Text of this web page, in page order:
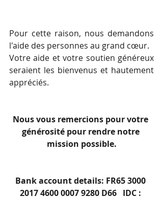
Pour cette raison, nous demandons
l'aide des personnes au grand cœur.
Votre aide et votre soutien généreux
seraient les bienvenus et hautement
appréciés.
Nous vous remercions pour votre
générosité pour rendre notre
mission possible.
Bank account details: FR65 3000
2017 4600 0007 9280 D66   IDC :